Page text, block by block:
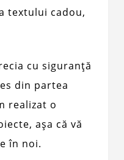
textului cadou,
cu siguranță
din partea
realizat o
așa că vă
în noi.